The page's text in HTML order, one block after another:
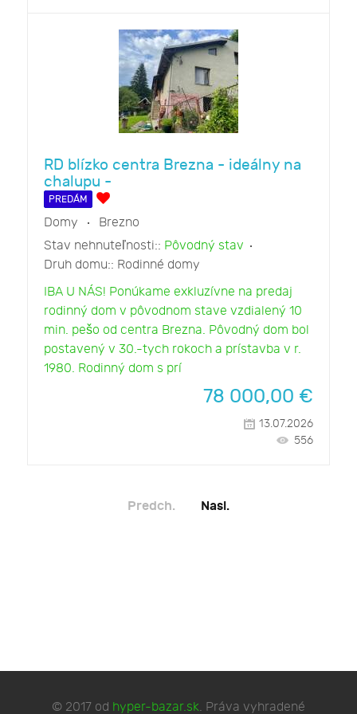
RD blízko centra Brezna - ideálny na
chalupu -
PREDÁM
Domy
Brezno
Stav nehnuteľnosti:: Pôvodný stav
Druh domu:: Rodinné domy
IBA U NÁS! Ponúkame exkluzívne na predaj
rodinný dom v pôvodnom stave vzdialený 10
min. pešo od centra Brezna. Pôvodný dom bol
postavený v 30.-tych rokoch a prístavba v r.
1980. Rodinný dom s prí
78 000,00 €
13.07.2026
556
Predch. Nasl.
© 2017 od hyper-bazar.sk. Práva vyhradené